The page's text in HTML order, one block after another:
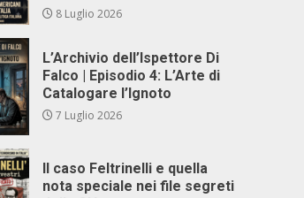
8 Luglio 2026
L’Archivio dell’Ispettore Di
Falco | Episodio 4: L’Arte di
Catalogare l’Ignoto
7 Luglio 2026
Il caso Feltrinelli e quella
nota speciale nei file segreti